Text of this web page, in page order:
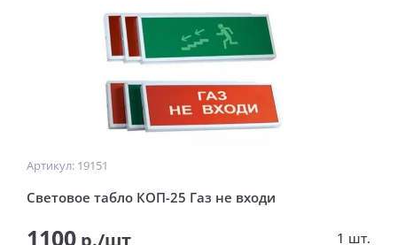
Артикул: 19151
Световое табло КОП-25 Газ не входи
1100 р./шт 1 шт.